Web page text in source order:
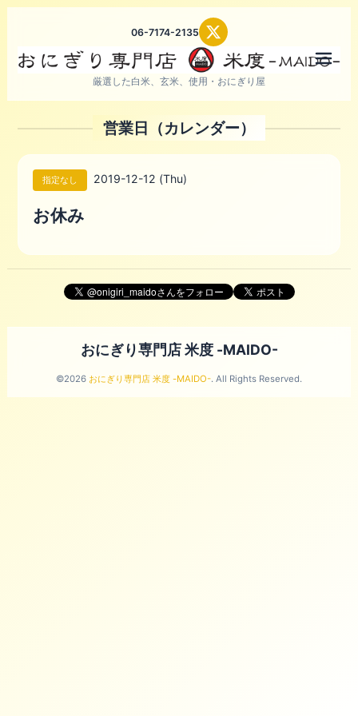
06-7174-2135
厳選した白米、玄米、使用・おにぎり屋
営業日（カレンダー）
指定なし 2019-12-12 (Thu)
お休み
おにぎり専門店 米度 -MAIDO-
©2026 おにぎり専門店 米度 -MAIDO-. All Rights Reserved.